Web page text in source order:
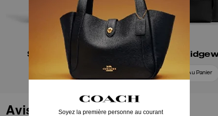
Sac à dos Wade
Ajouter Au Panier
Sac à dos
Ajouter Au Panier
Avis